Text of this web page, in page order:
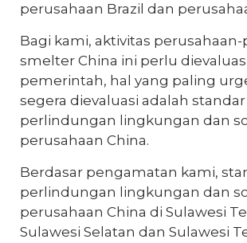
perusahaan Brazil dan
Bagi kami, aktivitas
smelter China ini perlu
pemerintah, hal yang paling
segera dievaluasi adalah standar
perlindungan lingkungan dan
perusahaan China.
Berdasar pengamatan kami,
perlindungan lingkungan dan
perusahaan China di Sulawesi
Sulawesi Selatan dan Sulawesi